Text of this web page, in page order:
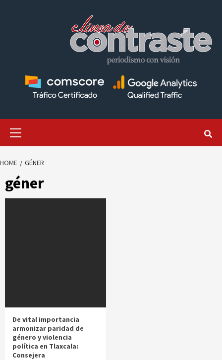
HOME GÉNER
géner
De vital importancia
armonizar paridad de
género y violencia
política en Tlaxcala:
Consejera